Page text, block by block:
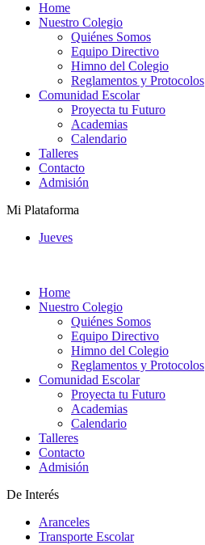
Home
Nuestro Colegio
Quiénes Somos
Equipo Directivo
Himno del Colegio
Reglamentos y Protocolos
Comunidad Escolar
Proyecta tu Futuro
Academias
Calendario
Talleres
Contacto
Admisión
Mi Plataforma
Jueves
Home
Nuestro Colegio
Quiénes Somos
Equipo Directivo
Himno del Colegio
Reglamentos y Protocolos
Comunidad Escolar
Proyecta tu Futuro
Academias
Calendario
Talleres
Contacto
Admisión
De Interés
Aranceles
Transporte Escolar